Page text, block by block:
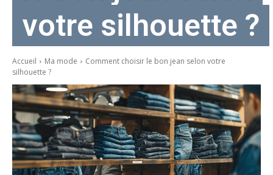
votre silhouette ?
Accueil Ma mode
Comment choisir le bon jean selon votre
silhouette ?